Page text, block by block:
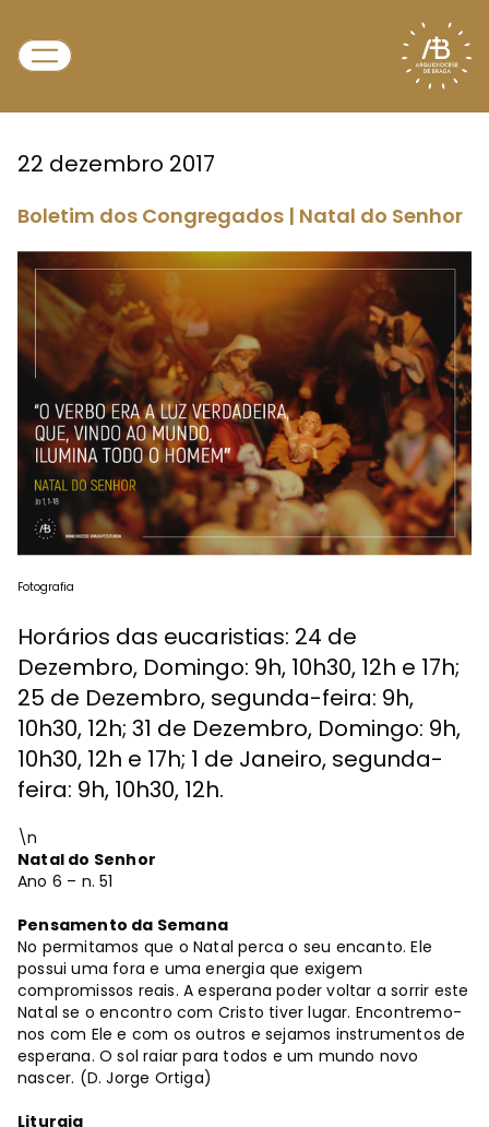
22 dezembro 2017
Boletim dos Congregados | Natal do Senhor
Fotografia
Horários das eucaristias: 24 de
Dezembro, Domingo: 9h, 10h30, 12h e 17h;
25 de Dezembro, segunda-feira: 9h,
10h30, 12h; 31 de Dezembro, Domingo: 9h,
10h30, 12h e 17h; 1 de Janeiro, segunda-
feira: 9h, 10h30, 12h.
\n
Natal do Senhor
Ano 6 – n. 51
Pensamento da Semana
No permitamos que o Natal perca o seu encanto. Ele
possui uma fora e uma energia que exigem
compromissos reais. A esperana poder voltar a sorrir este
Natal se o encontro com Cristo tiver lugar. Encontremo-
nos com Ele e com os outros e sejamos instrumentos de
esperana. O sol raiar para todos e um mundo novo
nascer. (D. Jorge Ortiga)
Liturgia